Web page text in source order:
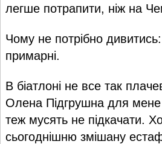
легше потрапити, ніж на
Чому не потрібно
примарні.
В біатлоні не все так
Олена Підгрушна для мене
теж мусять не підкачати.
сьогоднішню змішану